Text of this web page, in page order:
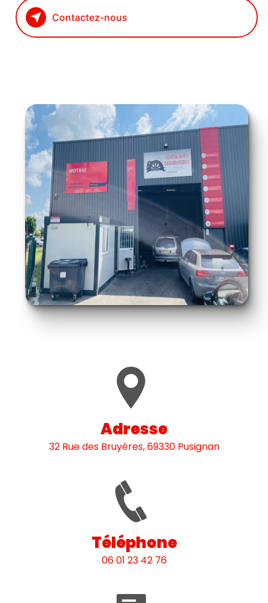
Contactez-nous
Adresse
32 Rue des Bruyères, 69330 Pusignan
Téléphone
06 01 23 42 76